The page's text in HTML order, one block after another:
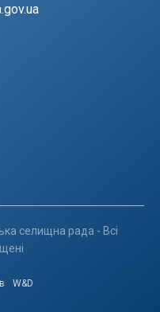
селищна рада - Всі
W&D